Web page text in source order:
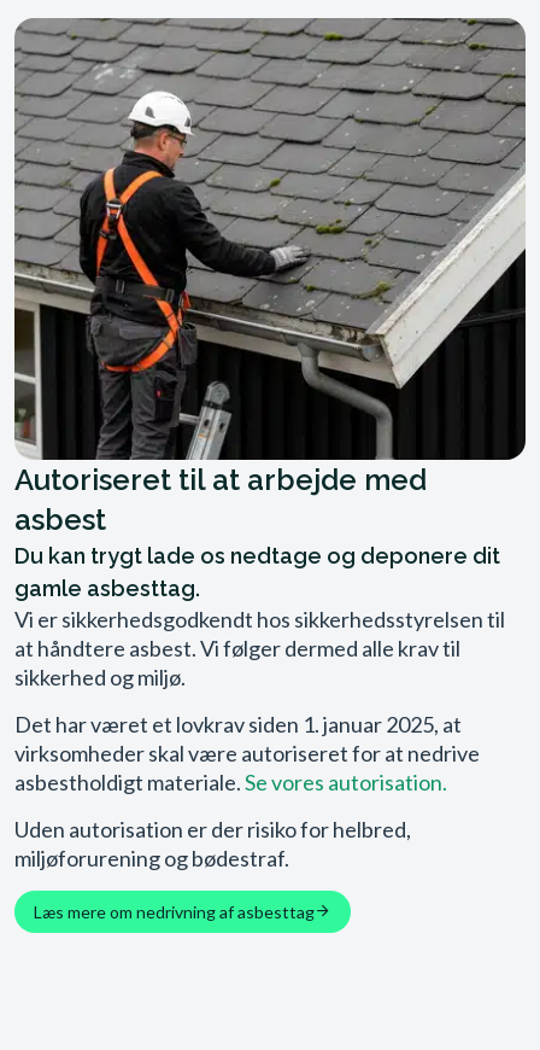
Autoriseret til at arbejde med
asbest
Du kan trygt lade os nedtage og deponere dit
gamle asbesttag.
Vi er sikkerhedsgodkendt hos sikkerhedsstyrelsen til
at håndtere asbest. Vi følger dermed alle krav til
sikkerhed og miljø.
Det har været et lovkrav siden 1. januar 2025, at
virksomheder skal være autoriseret for at nedrive
asbestholdigt materiale.Se vores autorisation.
Uden autorisation er der risiko for helbred,
miljøforurening og bødestraf.
Læs mere om nedrivning af asbesttag